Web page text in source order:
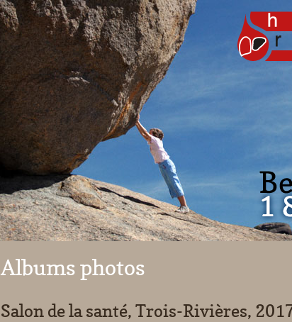
Albums photos
Salon de la santé, Trois-Rivières,